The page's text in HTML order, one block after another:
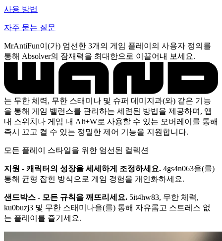
사용 방법
자주 묻는 질문
MrAntiFun이(가) 엄선한 3개의 게임 플레이의 사용자 정의를
통해 Absolver의 잠재력을 최대한으로 이끌어내 보세요.
는 무한 체력, 무한 스태미나 및 슈퍼 데미지과(와) 같은 기능
을 통해 게임 밸런스를 관리하는 세련된 방법을 제공하며, 앱
내 스위치나 게임 내 Alt+W로 사용할 수 있는 오버레이를 통해
즉시 끄고 켤 수 있는 정밀한 제어 기능을 지원합니다.
모든 플레이 스타일을 위한 엄선된 컬렉션
지원 - 캐릭터의 성장을 세세하게 조정하세요. 4gs4n063을(를)
통해 균형 잡힌 방식으로 게임 경험을 개인화하세요.
샌드박스 - 모든 규칙을 깨뜨리세요. 5it4hw83, 무한 체력,
ku0buzj3 및 무한 스태미나을(를) 통해 자유롭고 스트레스 없
는 플레이를 즐기세요.